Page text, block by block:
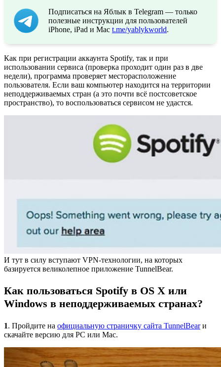
Подписаться на Яблык в Telegram — только
полезные инструкции для пользователей
iPhone, iPad и Mac t.me/yablykworld.
Как при регистрации аккаунта Spotify, так и при
использовании сервиса (проверка проходит один раз в две
недели), программа проверяет месторасположение
пользователя. Если ваш компьютер находится на территории
неподдерживаемых стран (а это почти всё постсоветское
пространство), то воспользоваться сервисом не удастся.
И тут в силу вступают VPN-технологии, на которых
базируется великолепное приложение TunnelBear.
Как пользоваться Spotify в OS X или
Windows в неподдерживаемых странах?
1. Пройдите на официальную страничку сайта TunnelBearи
скачайте версию для PC или Mac.